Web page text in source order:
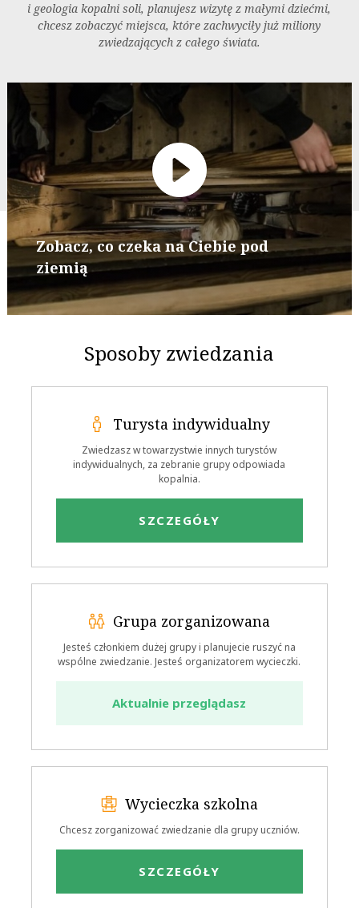
i geologia kopalni soli, planujesz wizytę z małymi dziećmi,
chcesz zobaczyć miejsca, które zachwyciły już miliony
zwiedzających z całego świata.
Zobacz, co czeka na Ciebie pod
ziemią
Sposoby zwiedzania
Turysta indywidualny
Zwiedzasz w towarzystwie innych turystów
indywidualnych, za zebranie grupy odpowiada
kopalnia.
SZCZEGÓŁY
Grupa zorganizowana
Jesteś członkiem dużej grupy i planujecie ruszyć na
wspólne zwiedzanie. Jesteś organizatorem wycieczki.
Aktualnie przeglądasz
Wycieczka szkolna
Chcesz zorganizować zwiedzanie dla grupy uczniów.
SZCZEGÓŁY